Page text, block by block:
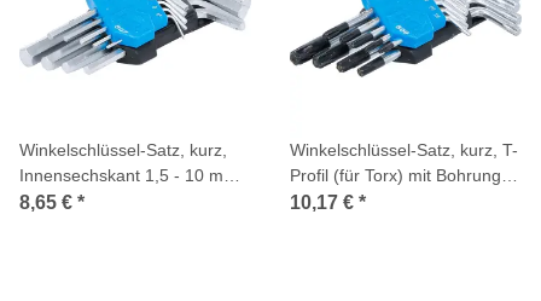
Winkelschlüssel-Satz, kurz,
Innensechskant 1,5 - 10 mm,
9-tlg.
8,65 € *
Winkelschlüssel-Satz, kurz, T-
Profil (für Torx) mit Bohrung
T10 - T50, 9-tlg.
10,17 € *